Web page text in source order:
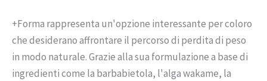
+Forma rappresenta un'opzione interessante per coloro
che desiderano affrontare il percorso di perdita di peso
in modo naturale. Grazie alla sua formulazione a base di
ingredienti come la barbabietola, l'alga wakame, la